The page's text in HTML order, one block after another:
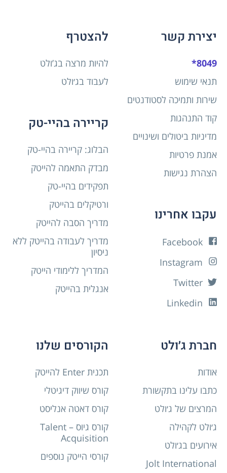
יצירת קשר
8049*
תנאי שימוש
שירות ותמיכה לסטודנטים
קוד התנהגות
מדיניות ביטולים ושינויים
אמנת פרטיות
הצהרת נגישות
עקבו אחרינו
להצטרף
להיות מרצה בג’ולט
לעבוד בג׳ולט
קריירה בהיי-טק
הבלוג: קריירה בהיי-טק
מבדק התאמה להייטק
תפקידים בהיי-טק
ורטיקלים בהייטק
מדריך הסבה להייטק
מדריך לעבודה בהייטק ללא
ניסיון
המדריך ללימודי הייטק
אנגלית בהייטק
חברת ג׳ולט
אודות
כתבו עלינו בתקשורת
המרצים של ג׳ולט
ג׳ולט לקהילה
אירועים בג׳ולט
Jolt International
הקורסים שלנו
תכנית Enter להייטק
קורס שיווק דיגיטלי
קורס דאטה אנליסט
קורס גיוס – Talent
Acquisition
קורסי הייטק נוספים